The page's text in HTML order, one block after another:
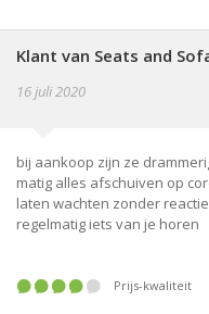
Klant van Seats and
16 juli 2020
bij aankoop zijn ze
matig alles afschuiven op
laten wachten zonder
regelmatig iets van je horen
Prijs-kwaliteit